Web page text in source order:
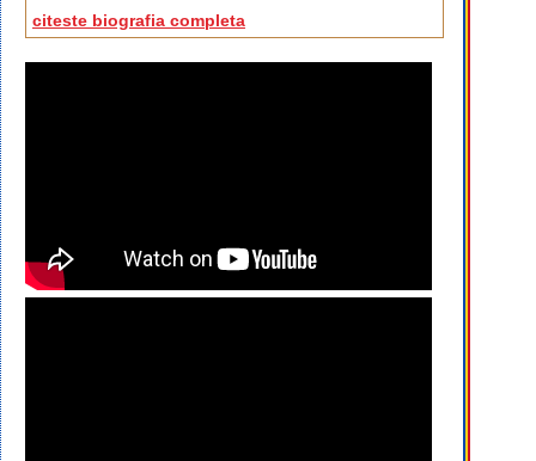
citeste biografia completa